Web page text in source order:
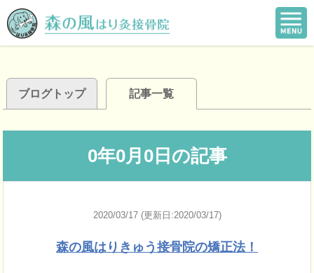
ブログトップ 記事一覧
0年0月0日の記事
2020/03/17 (更新日:2020/03/17)
森の風はりきゅう接骨院の矯正法！